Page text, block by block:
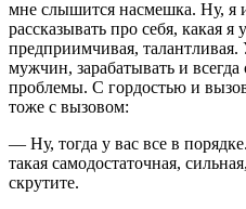
мне слышится насмешка. Ну, я
рассказывать про себя, какая
предприимчивая,
мужчин, зарабатывать и
проблемы. С гордостью и
тоже с вызовом:
— Ну, тогда у вас все в
такая самодостаточная,
скрутите.